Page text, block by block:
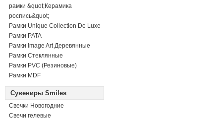
рамки &quot;Керамика
роспись&quot;
Рамки Unique Collection De Luxe
Рамки PATA
Рамки Image Art Деревянные
Рамки Стеклянные
Рамки PVC (Резиновые)
Рамки MDF
Сувениры Smiles
Свечки Новогодние
Свечи гелевые